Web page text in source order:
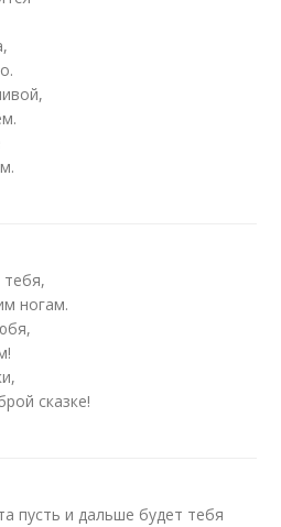
тебя,
ногам.
сказке!
пусть и дальше будет тебя